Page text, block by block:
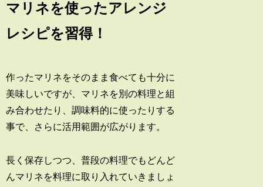
マリネを使ったアレンジ
レシピを習得！
作ったマリネをそのまま食べても十分に
美味しいですが、マリネを別の料理と組
み合わせたり、調味料的に使ったりする
事で、さらに活用範囲が広がります。
長く保存しつつ、普段の料理でもどんど
んマリネを料理に取り入れていきましょ